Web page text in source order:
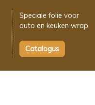
Speciale folie voor
auto en keuken wrap.